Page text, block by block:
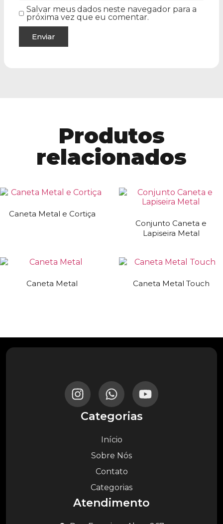
Salvar meus dados neste navegador para a
próxima vez que eu comentar.
Produtos
relacionados
Caneta Metal e Cortiça
Conjunto Caneta e
Lapiseira Metal
Caneta Metal Caneta Metal Touch
Categorias
Início
Sobre Nós
Contato
Categorias
Atendimento